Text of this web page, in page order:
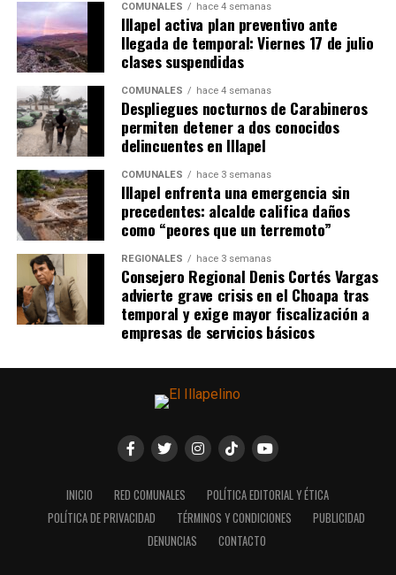
COMUNALES hace 4 semanas
Illapel activa plan preventivo ante
llegada de temporal: Viernes 17 de julio
clases suspendidas
COMUNALES hace 4 semanas
Despliegues nocturnos de Carabineros
permiten detener a dos conocidos
delincuentes en Illapel
COMUNALES hace 3 semanas
Illapel enfrenta una emergencia sin
precedentes: alcalde califica daños
como “peores que un terremoto”
REGIONALES hace 3 semanas
Consejero Regional Denis Cortés Vargas
advierte grave crisis en el Choapa tras
temporal y exige mayor fiscalización a
empresas de servicios básicos
INICIO RED COMUNALES
POLÍTICA EDITORIAL Y ÉTICA
POLÍTICA DE PRIVACIDAD
TÉRMINOS Y CONDICIONES
PUBLICIDAD
DENUNCIAS
CONTACTO